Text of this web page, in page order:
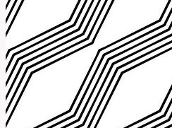
vyhnout
použití?